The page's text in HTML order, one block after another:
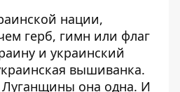
нации,
герб, гимн или флаг
и украинский
вышиванка.
Луганщины она одна. И